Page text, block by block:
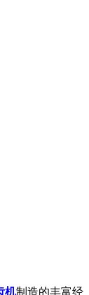
机制造的丰富经